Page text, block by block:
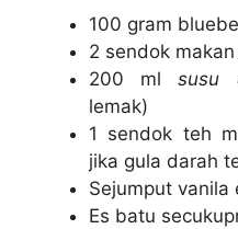
100 gram
2 sendok
200 mlsusu
lemak)
1 sendok teh
jika gula darah
Sejumput vanila
Es batu